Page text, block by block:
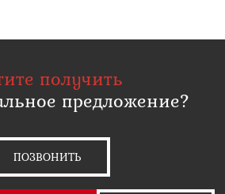
получить
предложение?
ПОЗВОНИТЬ